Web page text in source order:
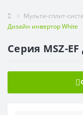
Мульти-сплит-
Дизайн инвертор White
Серия MSZ-